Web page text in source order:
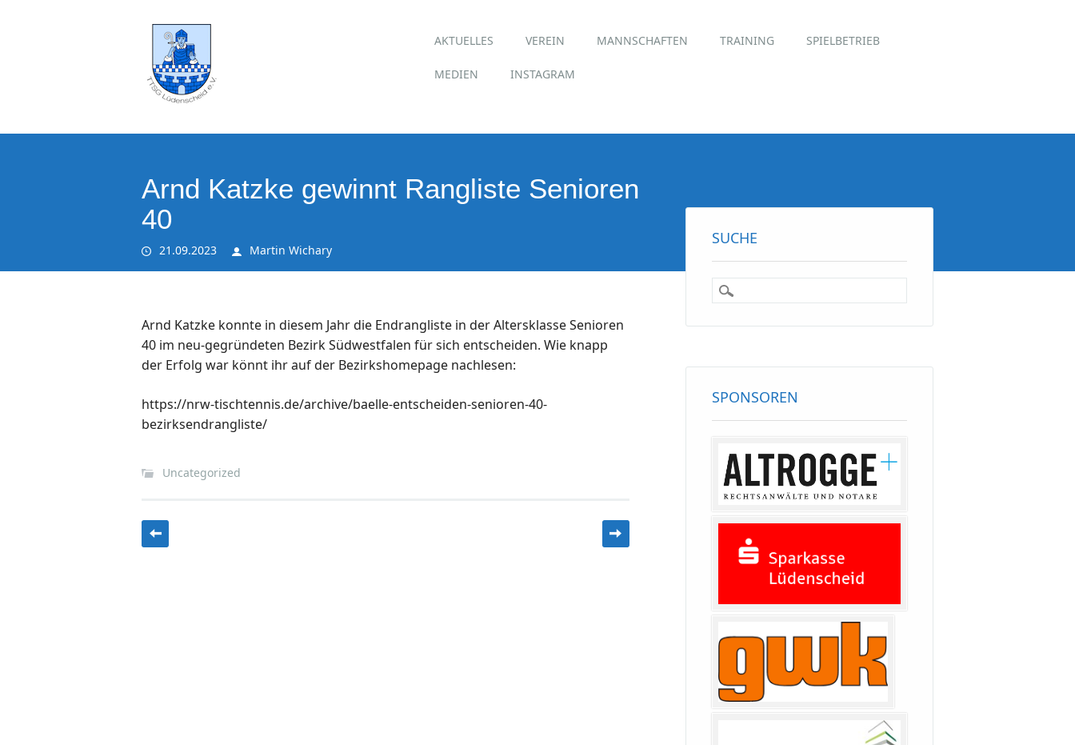
Hauptmenü
Zum
springen
AKTUELLES VEREIN MANNSCHAFTEN TRAINING SPIELBETRIEB
MEDIEN INSTAGRAM
Arnd Katzke gewinnt Rangliste Senioren
40
21.09.2023 Martin Wichary
Arnd Katzke konnte in diesem Jahr die Endrangliste in der Altersklasse Senioren
40 im neu-gegründeten Bezirk Südwestfalen für sich entscheiden. Wie knapp
der Erfolg war könnt ihr auf der Bezirkshomepage nachlesen:
https://nrw-tischtennis.de/archive/baelle-entscheiden-senioren-40-
bezirksendrangliste/
Uncategorized
Beitragsnavigation
SUCHE
SPONSOREN